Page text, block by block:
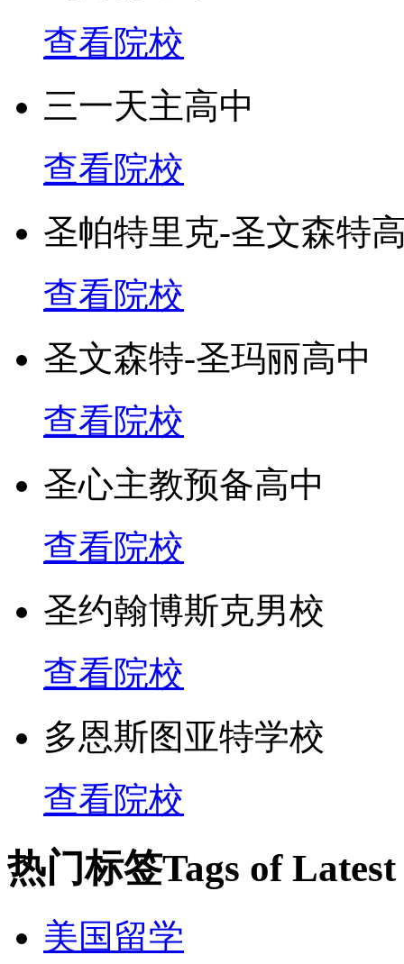
查看院校
三一天主高中
查看院校
圣帕特里克-圣文森特
查看院校
圣文森特-圣玛丽高中
查看院校
圣心主教预备高中
查看院校
圣约翰博斯克男校
查看院校
多恩斯图亚特学校
查看院校
热门标签Tags of Latest
美国留学